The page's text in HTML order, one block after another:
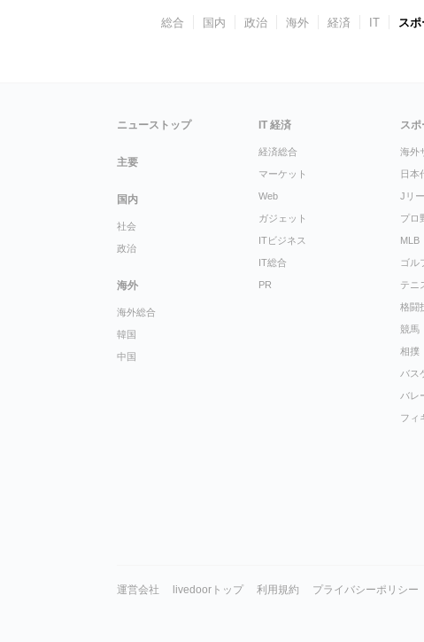
総合 国内 政治 海外 経済 IT ス
ニューストップ
主要
国内
社会
政治
海外
海外総合
韓国
中国
IT 経済
経済総合
マーケット
Web
ガジェット
ITビジネス
IT総合
PR
スポ
海外
日本
Jリ
プロ
MLB
ゴル
テニ
格闘
競馬
相撲
バス
バレ
フィ
運営会社 livedoorトップ 利用規約 プライバシーポリシー